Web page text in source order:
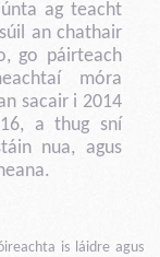
ag teacht
an chathair
go páirteach
móra
sacair i 2014
a thug sní
nua, agus
is láidre agus